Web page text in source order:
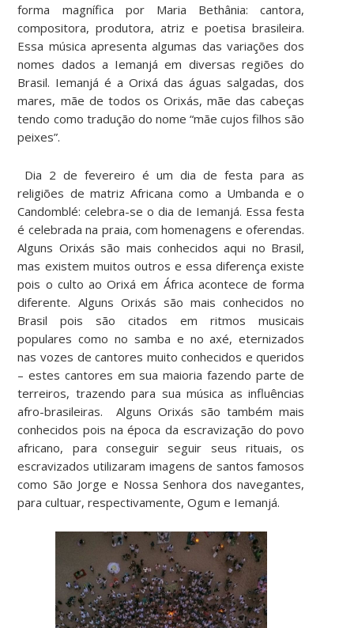
forma magnífica por Maria Bethânia: cantora,
compositora, produtora, atriz e poetisa brasileira.
Essa música apresenta algumas das variações dos
nomes dados a Iemanjá em diversas regiões do
Brasil. Iemanjá é a Orixá das águas salgadas, dos
mares, mãe de todos os Orixás, mãe das cabeças
tendo como tradução do nome “mãe cujos filhos são
peixes”.
Dia 2 de fevereiro é um dia de festa para as
religiões de matriz Africana como a Umbanda e o
Candomblé: celebra-se o dia de Iemanjá. Essa festa
é celebrada na praia, com homenagens e oferendas.
Alguns Orixás são mais conhecidos aqui no Brasil,
mas existem muitos outros e essa diferença existe
pois o culto ao Orixá em África acontece de forma
diferente. Alguns Orixás são mais conhecidos no
Brasil pois são citados em ritmos musicais
populares como no samba e no axé, eternizados
nas vozes de cantores muito conhecidos e queridos
– estes cantores em sua maioria fazendo parte de
terreiros, trazendo para sua música as influências
afro-brasileiras. Alguns Orixás são também mais
conhecidos pois na época da escravização do povo
africano, para conseguir seguir seus rituais, os
escravizados utilizaram imagens de santos famosos
como São Jorge e Nossa Senhora dos navegantes,
para cultuar, respectivamente, Ogum e Iemanjá.